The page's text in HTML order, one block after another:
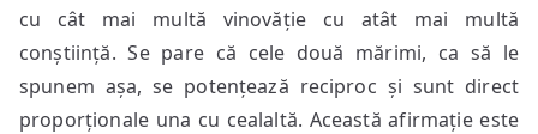
cu cât mai multă vinovăție cu atât mai multă
conștiință. Se pare că cele două mărimi, ca să le
spunem așa, se potențează reciproc și sunt direct
proporționale una cu cealaltă. Această afirmație este